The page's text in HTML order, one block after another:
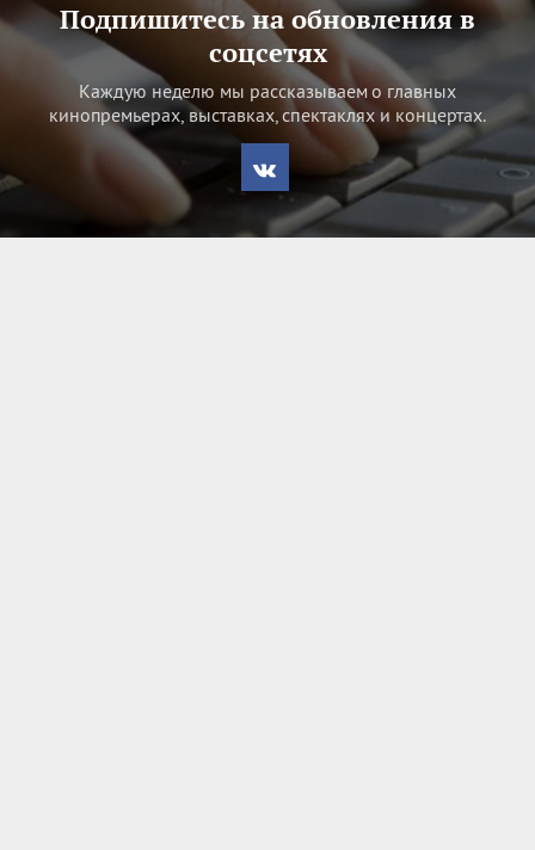
Подпишитесь на обновления в
соцсетях
Каждую неделю мы рассказываем о главных
кинопремьерах, выставках, спектаклях и концертах.